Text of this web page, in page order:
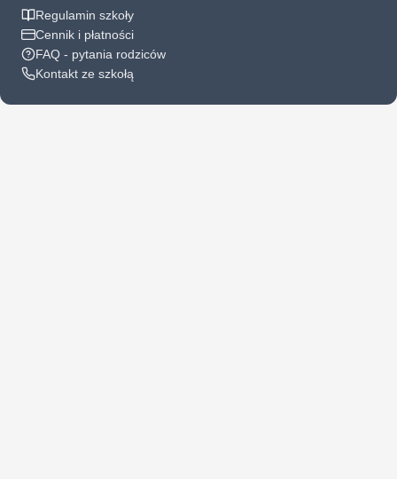
Regulamin szkoły
Cennik i płatności
FAQ - pytania rodziców
Kontakt ze szkołą